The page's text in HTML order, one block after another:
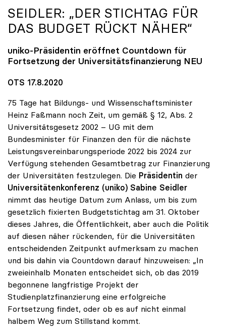
SEIDLER: „DER STICHTAG FÜR
DAS BUDGET RÜCKT NÄHER“
uniko-Präsidentin eröffnet Countdown für
Fortsetzung der Universitätsfinanzierung NEU
OTS 17.8.2020
75 Tage hat Bildungs- und Wissenschaftsminister
Heinz Faßmann noch Zeit, um gemäß § 12, Abs. 2
Universitätsgesetz 2002 – UG mit dem
Bundesminister für Finanzen den für die nächste
Leistungsvereinbarungsperiode 2022 bis 2024 zur
Verfügung stehenden Gesamtbetrag zur Finanzierung
der Universitäten festzulegen. Die Präsidentin der
Universitätenkonferenz (uniko) Sabine Seidler
nimmt das heutige Datum zum Anlass, um bis zum
gesetzlich fixierten Budgetstichtag am 31. Oktober
dieses Jahres, die Öffentlichkeit, aber auch die Politik
auf diesen näher rückenden, für die Universitäten
entscheidenden Zeitpunkt aufmerksam zu machen
und bis dahin via Countdown darauf hinzuweisen: „In
zweieinhalb Monaten entscheidet sich, ob das 2019
begonnene langfristige Projekt der
Studienplatzfinanzierung eine erfolgreiche
Fortsetzung findet, oder ob es auf nicht einmal
halbem Weg zum Stillstand kommt.